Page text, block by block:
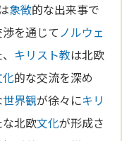
象徴的な出来事で
渉を通じてノルウェ
キリスト教は北欧
的な交流を深め
世界観が徐々にキリ
北欧文化が形成さ